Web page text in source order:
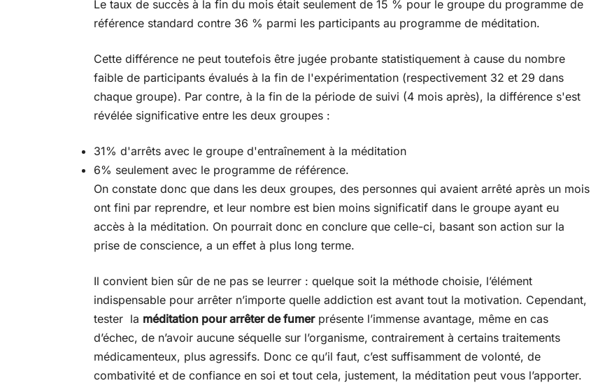
Le taux de succès à la fin du mois était seulement de 15 % pour le groupe du programme de
référence standard contre 36 % parmi les participants au programme de méditation.
Cette différence ne peut toutefois être jugée probante statistiquement à cause du nombre
faible de participants évalués à la fin de l'expérimentation (respectivement 32 et 29 dans
chaque groupe). Par contre, à la fin de la période de suivi (4 mois après), la différence s'est
révélée significative entre les deux groupes :
31% d'arrêts avec le groupe d'entraînement à la méditation
6% seulement avec le programme de référence.
On constate donc que dans les deux groupes, des personnes qui avaient arrêté après un mois
ont fini par reprendre, et leur nombre est bien moins significatif dans le groupe ayant eu
accès à la méditation. On pourrait donc en conclure que celle-ci, basant son action sur la
prise de conscience, a un effet à plus long terme.
Il convient bien sûr de ne pas se leurrer : quelque soit la méthode choisie, l’élément
indispensable pour arrêter n’importe quelle addiction est avant tout la motivation. Cependant,
tester la méditation pour arrêter de fumerprésente l’immense avantage, même en cas
d’échec, de n’avoir aucune séquelle sur l’organisme, contrairement à certains traitements
médicamenteux, plus agressifs. Donc ce qu’il faut, c’est suffisamment de volonté, de
combativité et de confiance en soi et tout cela, justement, la méditation peut vous l’apporter.